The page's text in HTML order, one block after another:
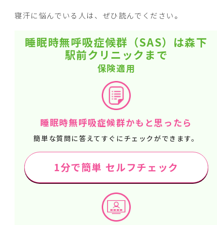
寝汗に悩んでいる人は、ぜひ読んでください。
睡眠時無呼吸症候群（SAS）は森下
駅前クリニックまで
保険適用
睡眠時無呼吸症候群かもと思ったら
簡単な質問に答えてすぐにチェックができます。
1分で簡単 セルフチェック